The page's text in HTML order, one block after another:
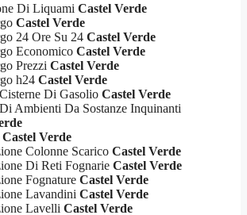
Di Liquami Castel Verde
Castel Verde
24 Ore Su 24 Castel Verde
Economico Castel Verde
Prezzi Castel Verde
h24 Castel Verde
Di Gasolio Castel Verde
Ambienti Da Sostanze Inquinanti
Castel Verde
Colonne Scarico Castel Verde
Di Reti Fognarie Castel Verde
Fognature Castel Verde
Lavandini Castel Verde
Lavelli Castel Verde